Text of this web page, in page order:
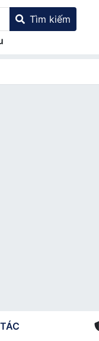
Tìm kiếm